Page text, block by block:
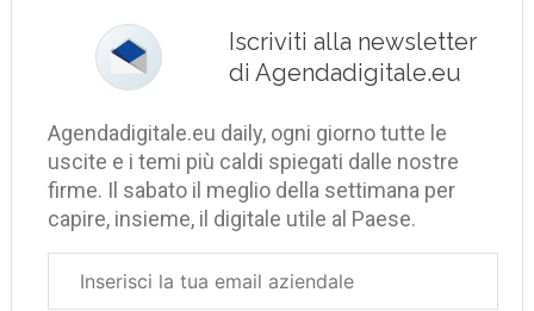
Iscriviti alla newsletter
di Agendadigitale.eu
Agendadigitale.eu daily, ogni giorno tutte le
uscite e i temi più caldi spiegati dalle nostre
firme. Il sabato il meglio della settimana per
capire, insieme, il digitale utile al Paese.
aziendale